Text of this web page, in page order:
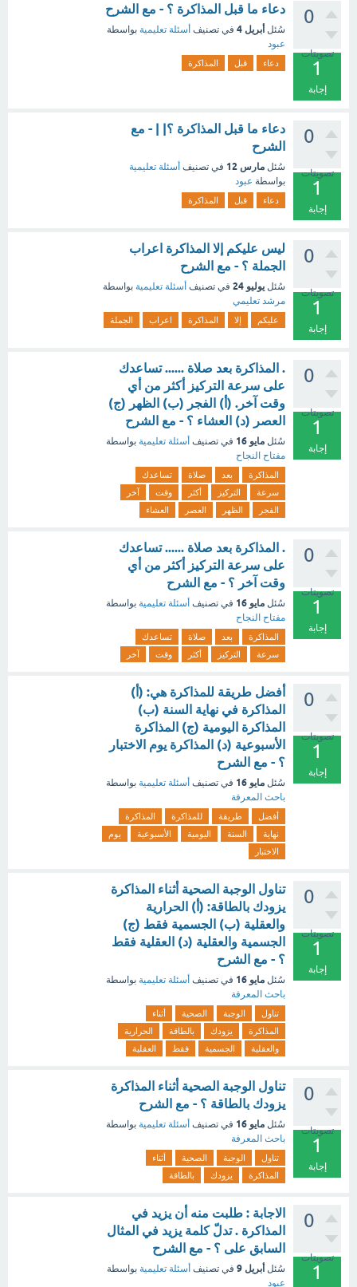
0
تصويتات
1
إجابة
دعاء ما قبل المذاكرة ؟ - مع الشرح
سُئل أبريل 4 في تصنيف أسئلة تعليمية بواسطة
عبود
دعاء قبل المذاكرة
0
تصويتات
1
إجابة
دعاء ما قبل المذاكرة ؟| | - مع
الشرح
سُئل مارس 12 في تصنيف أسئلة تعليمية
بواسطة عبود
دعاء قبل المذاكرة
0
تصويتات
1
إجابة
ليس عليكم إلا المذاكرة اعراب
الجملة ؟ - مع الشرح
سُئل يوليو 24 في تصنيف أسئلة تعليمية بواسطة
مرشد تعليمي
عليكم إلا المذاكرة اعراب الجملة
0
تصويتات
1
إجابة
. المذاكرة بعد صلاة ...... تساعدك
على سرعة التركيز أكثر من أي
وقت آخر. (أ) الفجر (ب) الظهر (ج)
العصر (د) العشاء ؟ - مع الشرح
سُئل مايو 16 في تصنيف أسئلة تعليمية بواسطة
مفتاح النجاح
المذاكرة بعد صلاة
تساعدك
سرعة
التركيز أكثر وقت
آخر
الفجر
الظهر العصر العشاء
0
تصويتات
1
إجابة
. المذاكرة بعد صلاة ...... تساعدك
على سرعة التركيز أكثر من أي
وقت آخر ؟ - مع الشرح
سُئل مايو 16 في تصنيف أسئلة تعليمية بواسطة
مفتاح النجاح
المذاكرة بعد صلاة
تساعدك
سرعة
التركيز أكثر وقت آخر
0
تصويتات
1
إجابة
أفضل طريقة للمذاكرة هي: (أ)
المذاكرة في نهاية السنة (ب)
المذاكرة اليومية (ج) المذاكرة
الأسبوعية (د) المذاكرة يوم الاختبار
؟ - مع الشرح
سُئل مايو 16 في تصنيف أسئلة تعليمية بواسطة
باحث المعرفة
أفضل طريقة للمذاكرة
المذاكرة
نهاية
السنة اليومية الأسبوعية
يوم
الاختبار
0
تصويتات
1
إجابة
تناول الوجبة الصحية أثناء المذاكرة
يزودك بالطاقة: (أ) الحرارية
والعقلية (ب) الجسمية فقط (ج)
الجسمية والعقلية (د) العقلية فقط
؟ - مع الشرح
سُئل مايو 16 في تصنيف أسئلة تعليمية بواسطة
باحث المعرفة
تناول الوجبة الصحية
أثناء
المذاكرة
يزودك بالطاقة
الحرارية
والعقلية
الجسمية فقط العقلية
0
تصويتات
1
إجابة
تناول الوجبة الصحية أثناء المذاكرة
يزودك بالطاقة ؟ - مع الشرح
سُئل مايو 16 في تصنيف أسئلة تعليمية بواسطة
باحث المعرفة
تناول الوجبة الصحية
أثناء
المذاكرة
يزودك بالطاقة
0
تصويتات
1
الاجابة : طلبت منه أن يزيد في
المذاكرة . تدلّ كلمة يزيد في المثال
السابق على ؟ - مع الشرح
سُئل أبريل 9 في تصنيف أسئلة تعليمية بواسطة
عبود